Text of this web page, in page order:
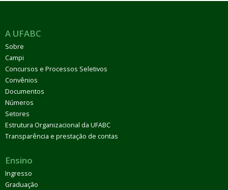
A UFABC
Sobre
Campi
Concursos e Processos Seletivos
Convênios
Documentos
Números
Setores
Estrutura Organizacional da UFABC
Transparência e prestação de contas
Ensino
Ingresso
Graduação